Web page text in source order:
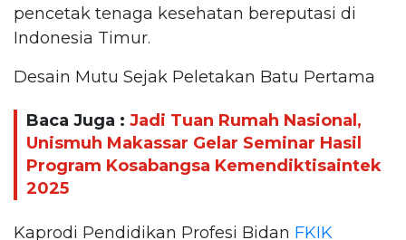
pencetak tenaga kesehatan bereputasi di
Indonesia Timur.
Desain Mutu Sejak Peletakan Batu Pertama
Baca Juga : Jadi Tuan Rumah Nasional,
Unismuh Makassar Gelar Seminar Hasil
Program Kosabangsa Kemendiktisaintek
2025
Kaprodi Pendidikan Profesi Bidan FKIK